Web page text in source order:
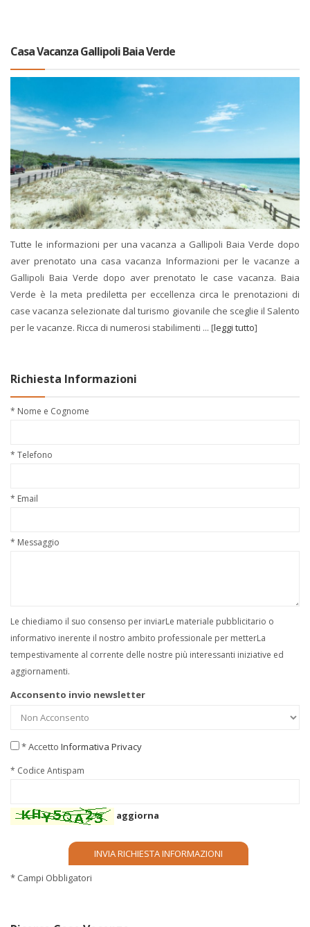
Casa Vacanza Gallipoli Baia Verde
Tutte le informazioni per una vacanza a Gallipoli Baia Verde dopo
aver prenotato una casa vacanza Informazioni per le vacanze a
Gallipoli Baia Verde dopo aver prenotato le case vacanza. Baia
Verde è la meta prediletta per eccellenza circa le prenotazioni di
case vacanza selezionate dal turismo giovanile che sceglie il Salento
per le vacanze. Ricca di numerosi stabilimenti ... [leggi tutto]
Richiesta Informazioni
* Nome e Cognome
* Telefono
* Email
* Messaggio
Le chiediamo il suo consenso per inviarLe materiale pubblicitario o
informativo inerente il nostro ambito professionale per metterLa
tempestivamente al corrente delle nostre più interessanti iniziative ed
aggiornamenti.
Acconsento invio newsletter
* Accetto Informativa Privacy
* Codice Antispam
aggiorna
* Campi Obbligatori